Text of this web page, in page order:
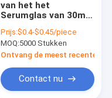
van het het
Serumglas van 30ml
Druppelbuisjefles
Kosmetische de
Etherische olie
Verpakking
Prijs:$0.4-$0.45/piece
MOQ:5000 Stukken
Ontvang de meest recente
Contact nu